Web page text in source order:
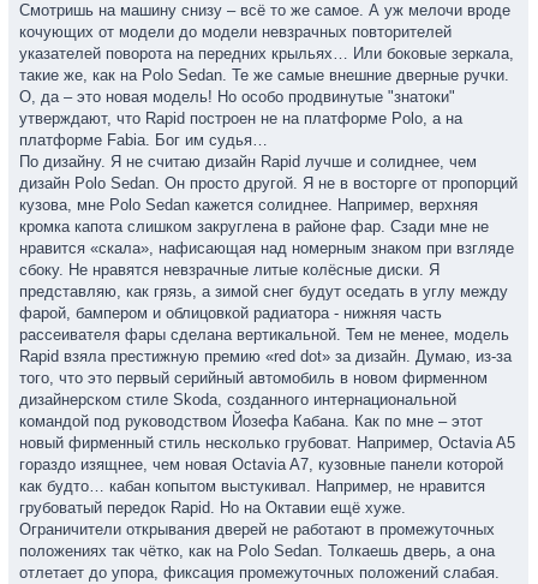
Смотришь на машину снизу – всё то же самое. А уж мелочи вроде
кочующих от модели до модели невзрачных повторителей
указателей поворота на передних крыльях… Или боковые зеркала,
такие же, как на Polo Sedan. Те же самые внешние дверные ручки.
О, да – это новая модель! Но особо продвинутые "знатоки"
утверждают, что Rapid построен не на платформе Polo, а на
платформе Fabia. Бог им судья…
По дизайну. Я не считаю дизайн Rapid лучше и солиднее, чем
дизайн Polo Sedan. Он просто другой. Я не в восторге от пропорций
кузова, мне Polo Sedan кажется солиднее. Например, верхняя
кромка капота слишком закруглена в районе фар. Сзади мне не
нравится «скала», нафисающая над номерным знаком при взгляде
сбоку. Не нравятся невзрачные литые колёсные диски. Я
представляю, как грязь, а зимой снег будут оседать в углу между
фарой, бампером и облицовкой радиатора - нижняя часть
рассеивателя фары сделана вертикальной. Тем не менее, модель
Rapid взяла престижную премию «red dot» за дизайн. Думаю, из-за
того, что это первый серийный автомобиль в новом фирменном
дизайнерском стиле Skoda, созданного интернациональной
командой под руководством Йозефа Кабана. Как по мне – этот
новый фирменный стиль несколько грубоват. Например, Octavia A5
гораздо изящнее, чем новая Octavia A7, кузовные панели которой
как будто… кабан копытом выстукивал. Например, не нравится
грубоватый передок Rapid. Но на Октавии ещё хуже.
Ограничители открывания дверей не работают в промежуточных
положениях так чётко, как на Polo Sedan. Толкаешь дверь, а она
отлетает до упора, фиксация промежуточных положений слабая.